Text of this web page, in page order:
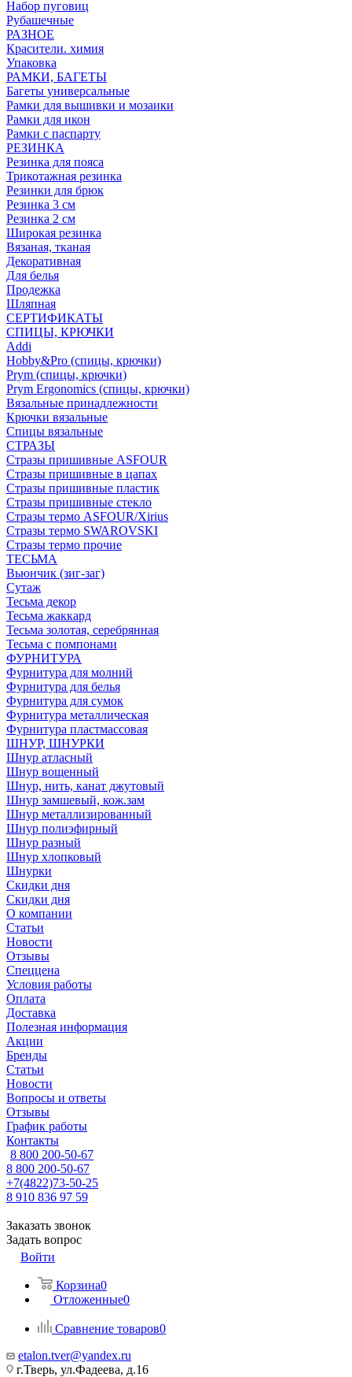
Набор пуговиц
Рубашечные
РАЗНОЕ
Красители. химия
Упаковка
РАМКИ, БАГЕТЫ
Багеты универсальные
Рамки для вышивки и мозаики
Рамки для икон
Рамки с паспарту
РЕЗИНКА
Резинка для пояса
Трикотажная резинка
Резинки для брюк
Резинка 3 см
Резинка 2 см
Широкая резинка
Вязаная, тканая
Декоративная
Для белья
Продежка
Шляпная
СЕРТИФИКАТЫ
СПИЦЫ, КРЮЧКИ
Addi
Hobby&Pro (спицы, крючки)
Prym (спицы, крючки)
Prym Ergonomics (спицы, крючки)
Вязальные принадлежности
Крючки вязальные
Спицы вязальные
СТРАЗЫ
Стразы пришивные ASFOUR
Стразы пришивные в цапах
Стразы пришивные пластик
Стразы пришивные стекло
Стразы термо ASFOUR/Xirius
Стразы термо SWAROVSKI
Стразы термо прочие
ТЕСЬМА
Вьюнчик (зиг-заг)
Сутаж
Тесьма декор
Тесьма жаккард
Тесьма золотая, серебрянная
Тесьма с помпонами
ФУРНИТУРА
Фурнитура для молний
Фурнитура для белья
Фурнитура для сумок
Фурнитура металлическая
Фурнитура пластмассовая
ШНУР, ШНУРКИ
Шнур атласный
Шнур вощенный
Шнур, нить, канат джутовый
Шнур замшевый, кож.зам
Шнур металлизированный
Шнур полиэфирный
Шнур разный
Шнур хлопковый
Шнурки
Скидки дня
Скидки дня
О компании
Статьи
Новости
Отзывы
Спеццена
Условия работы
Оплата
Доставка
Полезная информация
Акции
Бренды
Статьи
Новости
Вопросы и ответы
Отзывы
График работы
Контакты
8 800 200-50-67
8 800 200-50-67
+7(4822)73-50-25
8 910 836 97 59
Заказать звонок
Задать вопрос
Войти
Корзина0
Отложенные0
Сравнение товаров0
etalon.tver@yandex.ru
г.Тверь, ул.Фадеева, д.16